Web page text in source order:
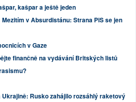
kašpar a ještě jeden
Mezitím v Absurdistánu: Strana PiS se jen
v Gaze
finančně na vydávání Britských listů
Ukrajině: Rusko zahájilo rozsáhlý raketový